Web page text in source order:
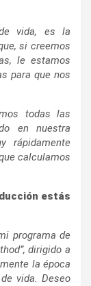
vida, es la
si creemos
le estamos
para que nos
todas las
en nuestra
rápidamente
calculamos
estás
programa de
dirigido a
la época
vida. Deseo